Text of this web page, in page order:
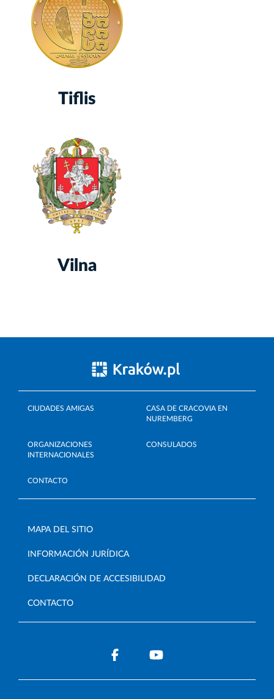
Tiflis
Vilna
CIUDADES AMIGAS
CASA DE CRACOVIA EN
NUREMBERG
ORGANIZACIONES
INTERNACIONALES
CONSULADOS
CONTACTO
MAPA DEL SITIO
INFORMACIÓN JURÍDICA
DECLARACIÓN DE ACCESIBILIDAD
CONTACTO